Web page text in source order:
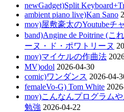
newGadget)Split
ambient piano live)Kan Sano
mov)屋敷豪太のYoutubeチ
band)Angine de Poitrine (
ーヌ・ド・ポワトリーヌ
mov)マイケルの作曲法
MV)odol 2026-04-30
comic)ワンダンス 2026-04-
femaleVo-G) Tom White
mov)こんなんプログラム
勉強 2026-04-22